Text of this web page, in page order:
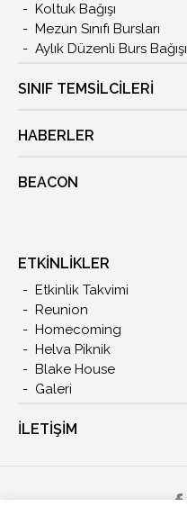
Koltuk Bağışı
Mezun Sınıfı Bursları
Aylık Düzenli Burs Bağışı
SINIF TEMSİLCİLERİ
HABERLER
BEACON
ETKİNLİKLER
Etkinlik Takvimi
Reunion
Homecoming
Helva Piknik
Blake House
Galeri
İLETIŞIM